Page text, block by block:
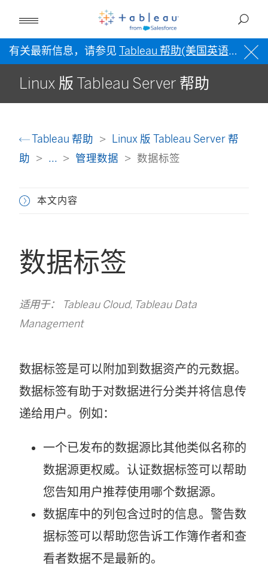
有关最新信息，请参见 Tableau 帮助(美国英语) 。
Linux 版 Tableau Server 帮助
Tableau 帮助
Linux 版 Tableau Server 帮
助
... 管理数据 数据标签
本文内容
数据标签
适用于： Tableau Cloud, Tableau Data
Management
数据标签是可以附加到数据资产的元数据。
数据标签有助于对数据进行分类并将信息传
递给用户。例如：
一个已发布的数据源比其他类似名称的
数据源更权威。认证数据标签可以帮助
您告知用户推荐使用哪个数据源。
数据库中的列包含过时的信息。警告数
据标签可以帮助您告诉工作簿作者和查
看者数据不是最新的。